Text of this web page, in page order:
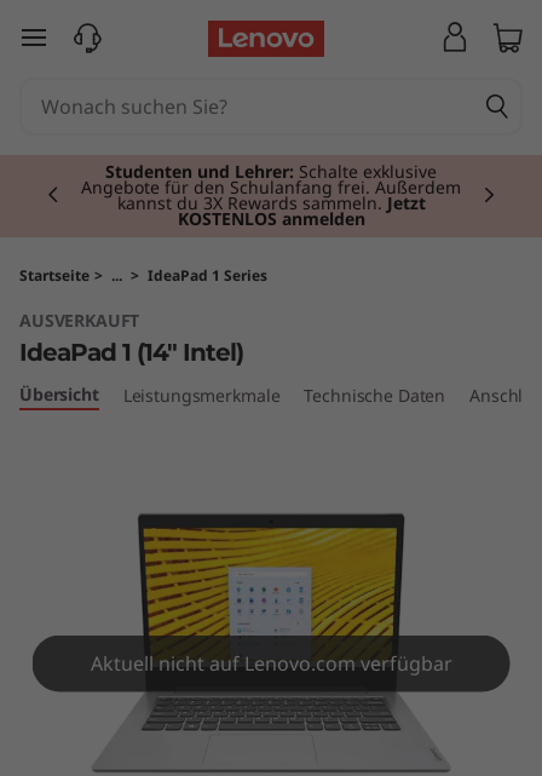
a
d
1
zum Hauptinhalt springen
Studenten und Lehrer: Schalte exklusive
Angebote für den Schulanfang frei. Außerdem
kannst du 3X Rewards sammeln. Jetzt
KOSTENLOS anmelden
Currently displaying item 2 of 3
Startseite > ... > IdeaPad 1 Series
AUSVERKAUFT
IdeaPad 1 (14" Intel)
Übersicht Leistungsmerkmale Technische Daten
Aktuell nicht auf Lenovo.com verfügbar